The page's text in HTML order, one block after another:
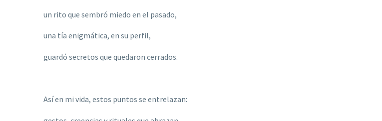
un rito que sembró miedo en el pasado,
una tía enigmática, en su perfil,
guardó secretos que quedaron cerrados.
Así en mi vida, estos puntos se entrelazan: